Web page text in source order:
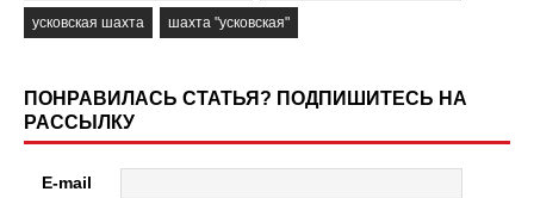
усковская шахта шахта "усковская"
ПОНРАВИЛАСЬ СТАТЬЯ? ПОДПИШИТЕСЬ НА
РАССЫЛКУ
E-mail